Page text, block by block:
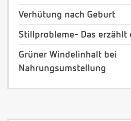
Verhütung nach Geburt
Stillprobleme- Das erzählt
Grüner Windelinhalt bei
Nahrungsumstellung